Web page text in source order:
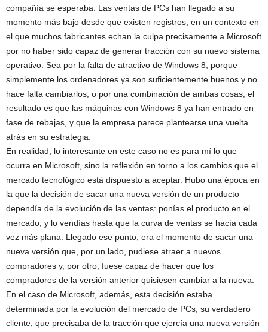
compañía se esperaba. Las ventas de PCs han llegado a su
momento más bajo desde que existen registros, en un contexto en
el que muchos fabricantes echan la culpa precisamente a Microsoft
por no haber sido capaz de generar tracción con su nuevo sistema
operativo. Sea por la falta de atractivo de Windows 8, porque
simplemente los ordenadores ya son suficientemente buenos y no
hace falta cambiarlos, o por una combinación de ambas cosas, el
resultado es que las máquinas con Windows 8 ya han entrado en
fase de rebajas, y que la empresa parece plantearse una vuelta
atrás en su estrategia.
En realidad, lo interesante en este caso no es para mí lo que
ocurra en Microsoft, sino la reflexión en torno a los cambios que el
mercado tecnológico está dispuesto a aceptar. Hubo una época en
la que la decisión de sacar una nueva versión de un producto
dependía de la evolución de las ventas: ponías el producto en el
mercado, y lo vendías hasta que la curva de ventas se hacía cada
vez más plana. Llegado ese punto, era el momento de sacar una
nueva versión que, por un lado, pudiese atraer a nuevos
compradores y, por otro, fuese capaz de hacer que los
compradores de la versión anterior quisiesen cambiar a la nueva.
En el caso de Microsoft, además, esta decisión estaba
determinada por la evolución del mercado de PCs, su verdadero
cliente, que precisaba de la tracción que ejercía una nueva versión